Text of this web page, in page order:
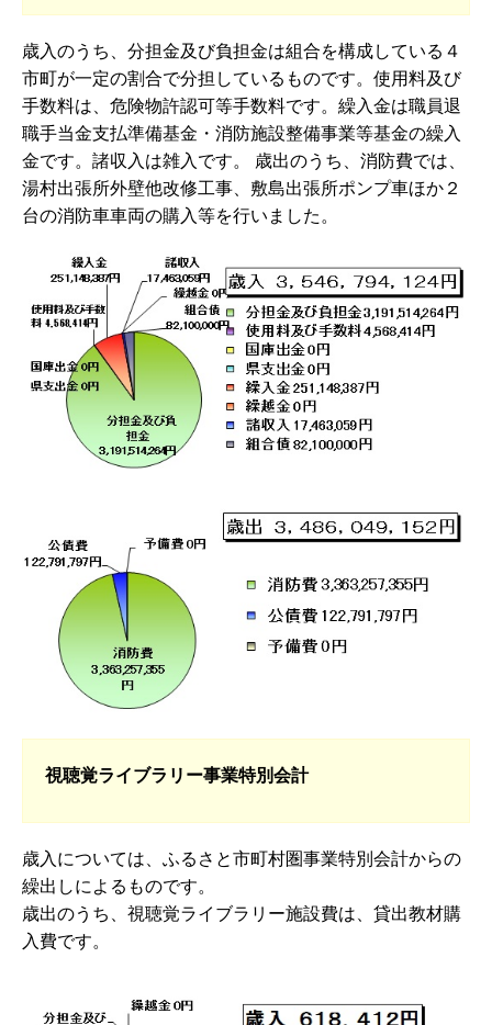
歳入のうち、分担金及び負担金は組合を構成している４
市町が一定の割合で分担しているものです。使用料及び
手数料は、危険物許認可等手数料です。繰入金は職員退
職手当金支払準備基金・消防施設整備事業等基金の繰入
金です。諸収入は雑入です。 歳出のうち、消防費では、
湯村出張所外壁他改修工事、敷島出張所ポンプ車ほか２
台の消防車車両の購入等を行いました。
視聴覚ライブラリー事業特別会計
歳入については、ふるさと市町村圏事業特別会計からの
繰出しによるものです。
歳出のうち、視聴覚ライブラリー施設費は、貸出教材購
入費です。